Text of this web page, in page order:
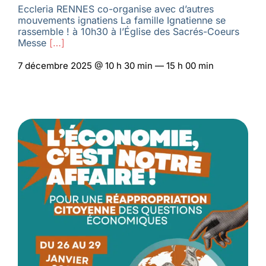
Eccleria RENNES co-organise avec d’autres
mouvements ignatiens La famille Ignatienne se
rassemble ! à 10h30 à l’Église des Sacrés-Coeurs
Messe[…]
7 décembre 2025 @ 10 h 30 min — 15 h 00 min